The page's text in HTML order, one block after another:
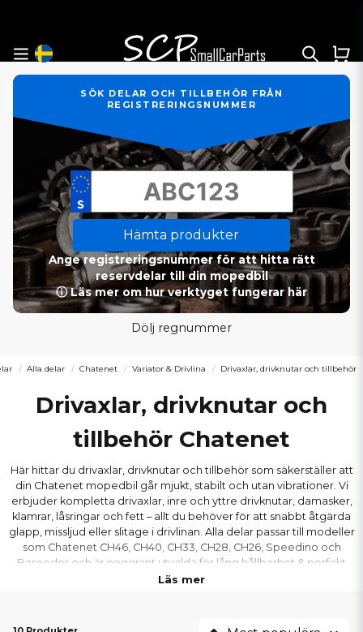
SÖK DELAR OCH TILLBEHÖR FRÅN
REGISTRERINGSNUMMER
Hämta produkter
Ange registreringsnummer för att hitta rätt
reservdelar till din mopedbil
ⓘ Läs mer om hur verktyget fungerar här
Dölj regnummer
Alla delar Chatenet Variator & Drivlina Drivaxlar, drivknutar och tillbehör
Drivaxlar, drivknutar och
tillbehör Chatenet
Här hittar du drivaxlar, drivknutar och tillbehör som säkerställer att
din Chatenet mopedbil går mjukt, stabilt och utan vibrationer. Vi
erbjuder kompletta drivaxlar, inre och yttre drivknutar, damasker,
klamrar, låsringar och fett – allt du behöver för att snabbt åtgärda
glapp, missljud eller slitage i drivlinan. Alla delar passar till modeller
som Chatenet CH46, CH40, CH33, CH28, CH26, Speedino och
Barooder och är noggrant utvalda för lång hållbarhet & perfekt
passform.
Läs mer